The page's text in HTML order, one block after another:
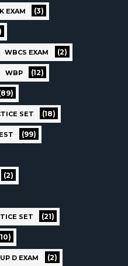
EXAM (3)
WBCS EXAM (2)
WBP (12)
SET (18)
(99)
(2)
SET (21)
D EXAM (2)